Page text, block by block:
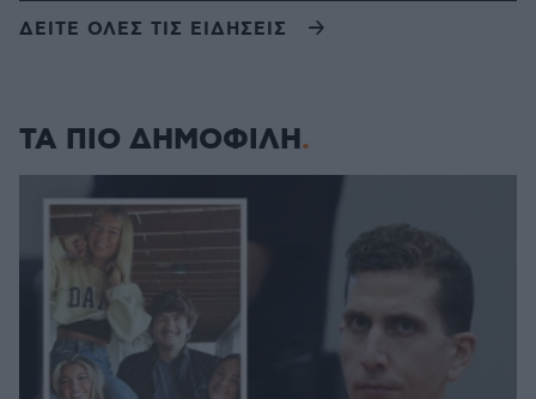
ΔΕΙΤΕ ΟΛΕΣ ΤΙΣ ΕΙΔΗΣΕΙΣ
ΤΑ ΠΙΟ ΔΗΜΟΦΙΛΗ